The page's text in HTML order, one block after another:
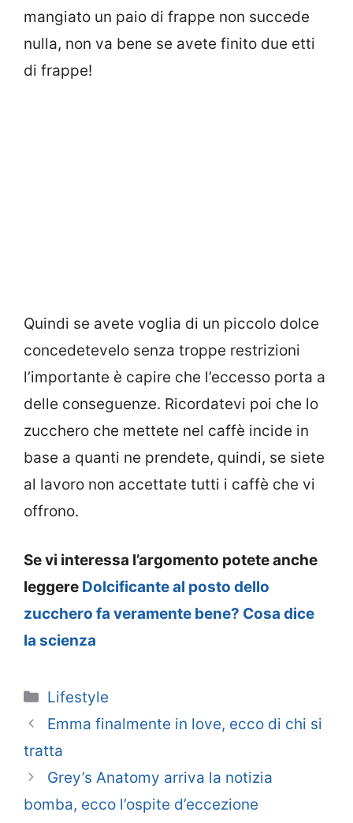
mangiato un paio di frappe non succede
nulla, non va bene se avete finito due etti
di frappe!
Quindi se avete voglia di un piccolo dolce
concedetevelo senza troppe restrizioni
l’importante è capire che l’eccesso porta a
delle conseguenze. Ricordatevi poi che lo
zucchero che mettete nel caffè incide in
base a quanti ne prendete, quindi, se siete
al lavoro non accettate tutti i caffè che vi
offrono.
Se vi interessa l’argomento potete anche
leggere Dolcificante al posto dello
zucchero fa veramente bene? Cosa dice
la scienza
Categorie
Lifestyle
Emma finalmente in love, ecco di chi si
tratta
Grey’s Anatomy arriva la notizia
bomba, ecco l’ospite d’eccezione